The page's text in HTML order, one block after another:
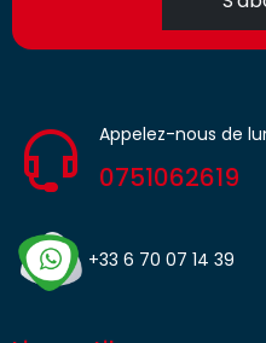
Appelez-nous de
0751062619
+33 6 70 07 14 39